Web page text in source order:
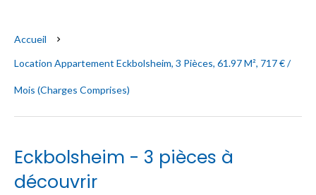
Accueil
Location Appartement Eckbolsheim, 3 Pièces, 61.97 M², 717 € /
Mois (Charges Comprises)
Eckbolsheim - 3 pièces à
découvrir